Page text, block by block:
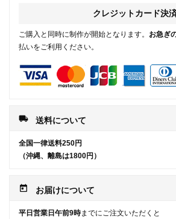
クレジットカード決
ご購入と同時に制作が開始となります。 お急ぎ
払いをご利用ください。
local_shipping 送料について
全国一律送料250円
（沖縄、離島は1800円）
today お届けについて
平日営業日午前9時までにご注文いただくと